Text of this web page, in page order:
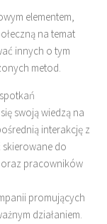
elementem,
na temat
innych o tym
metod.
swoją wiedzą na
interakcję z
skierowane do
pracowników
promujących
działaniem.